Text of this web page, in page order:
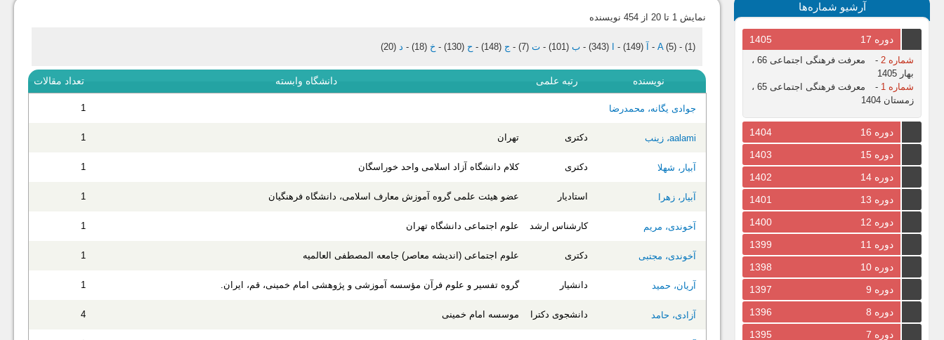
آرشیو شماره‌ها
دوره 17 1405
شماره 2 -
معرفت فرهنگی اجتماعی 66 ،
بهار 1405
شماره 1
-
معرفت فرهنگی اجتماعی 65 ،
زمستان 1404
دوره 16
1404
دوره 15
1403
دوره 14
1402
دوره 13
1401
دوره 12
1400
دوره 11
1399
دوره 10
1398
دوره 9
1397
دوره 8
1396
دوره 7
1395
نمایش 1 تا 20 از 454 نویسنده
(1)
-
A(5)
-
(149)
-
(343)
- ب(101)
- ت(7)
- ج (148)
- ح (130)
- خ (18)
- د(20)
نویسنده رتبه علمی دانشگاه وابسته تعداد مقالات
جوادی یگانه، محمدرضا 1
aalami، زینب دکتری تهران 1
آبیار، شهلا دکتری کلام دانشگاه آزاد اسلامی واحد خوراسگان 1
آبیار، زهرا استادیار عضو هیئت علمی گروه آموزش معارف اسلامی، دانشگاه فرهنگیان 1
آخوندی، مریم کارشناس ارشد علوم اجتماعی دانشگاه تهران 1
آخوندی، مجتبی دکتری علوم اجتماعی (اندیشه معاصر) جامعه المصطفی العالمیه 1
آریان، حمید دانشیار گروه تفسیر و علوم فرآن مؤسسه آموزشی و پژوهشی امام خمینی، قم، ایران. 1
آزادی، حامد دانشجوی دکترا موسسه امام خمینی 4